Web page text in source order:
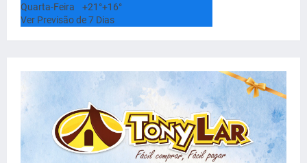
Quarta-Feira
+21°+16°
Ver Previsão de 7 Dias